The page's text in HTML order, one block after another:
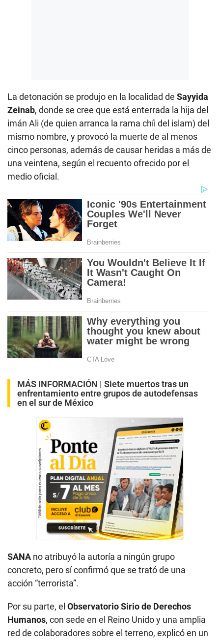
La detonación se produjo en la localidad de Sayyida
Zeinab, donde se cree que está enterrada la hija del
imán Ali (de quien arranca la rama chíi del islam) del
mismo nombre, y provocó la muerte de al menos
cinco personas, además de causar heridas a más de
una veintena, según el recuento ofrecido por el
medio oficial.
MÁS INFORMACIÓN | Siete muertos tras un
enfrentamiento entre grupos de autodefensas
en el sur de México
SANA no atribuyó la autoría a ningún grupo
concreto, pero sí confirmó que se trató de una
acción “terrorista”.
Por su parte, el Observatorio Sirio de Derechos
Humanos, con sede en el Reino Unido y una amplia
red de colaboradores sobre el terreno, explicó en un